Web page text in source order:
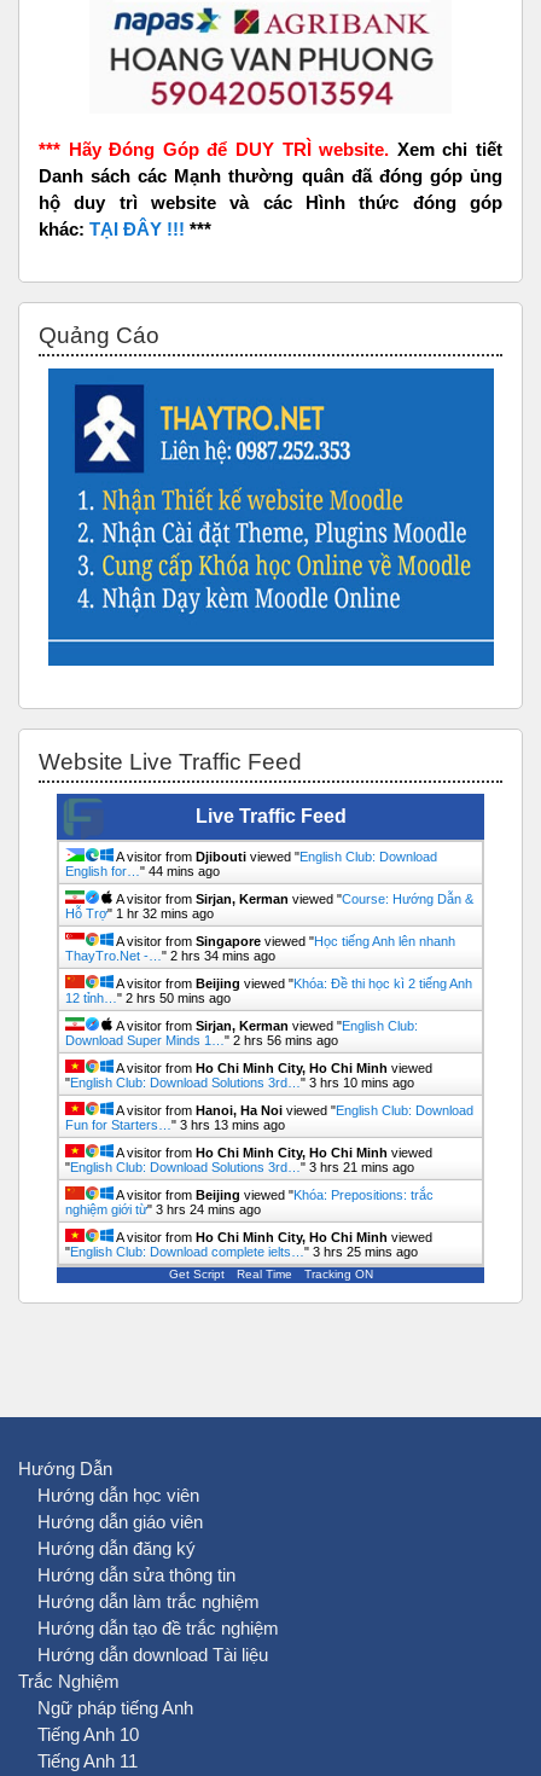
*** Hãy Đóng Góp để DUY TRÌ website. Xem chi tiết
Danh sách các Mạnh thường quân đã đóng góp ủng
hộ duy trì website và các Hình thức đóng góp
khác: TẠI ĐÂY !!! ***
Quảng Cáo
Website Live Traffic Feed
Live Traffic Feed
A visitor from Djibouti viewed "English Club: Download
English for… " 44 mins ago
A visitor from Sirjan, Kerman viewed "Course: Hướng Dẫn &
Hỗ Trợ" 1 hr 32 mins ago
A visitor from Singapore viewed "Học tiếng Anh lên nhanh
ThayTro.Net -… " 2 hrs 34 mins ago
A visitor from Beijing viewed "Khóa: Đề thi học kì 2 tiếng Anh
12 tỉnh… " 2 hrs 50 mins ago
A visitor from Sirjan, Kerman viewed "English Club:
Download Super Minds 1… " 2 hrs 56 mins ago
A visitor from Ho Chi Minh City, Ho Chi Minh viewed
"English Club: Download Solutions 3rd… " 3 hrs 10 mins ago
A visitor from Hanoi, Ha Noi viewed "English Club: Download
Fun for Starters… " 3 hrs 13 mins ago
A visitor from Ho Chi Minh City, Ho Chi Minh viewed
"English Club: Download Solutions 3rd… " 3 hrs 21 mins ago
A visitor from Beijing viewed "Khóa: Prepositions: trắc
nghiệm giới từ" 3 hrs 24 mins ago
A visitor from Ho Chi Minh City, Ho Chi Minh viewed
"English Club: Download complete ielts… " 3 hrs 25 mins ago
Get Script Real Time Tracking ON
Hướng Dẫn
Hướng dẫn học viên
Hướng dẫn giáo viên
Hướng dẫn đăng ký
Hướng dẫn sửa thông tin
Hướng dẫn làm trắc nghiệm
Hướng dẫn tạo đề trắc nghiệm
Hướng dẫn download Tài liệu
Trắc Nghiệm
Ngữ pháp tiếng Anh
Tiếng Anh 10
Tiếng Anh 11